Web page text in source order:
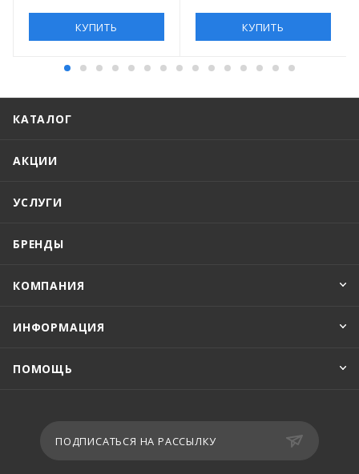
КУПИТЬ КУПИТЬ
КАТАЛОГ
АКЦИИ
УСЛУГИ
БРЕНДЫ
КОМПАНИЯ
ИНФОРМАЦИЯ
ПОМОЩЬ
ПОДПИСАТЬСЯ НА РАССЫЛКУ